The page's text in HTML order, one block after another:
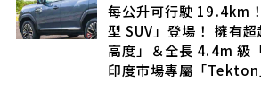
每公升可行駛 19.4km
型 SUV」登場！ 擁有
高度」＆全長 4.4m 級
印度市場專屬「Tekton